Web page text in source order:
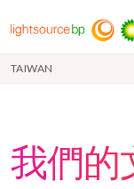
TAIWAN
我們的